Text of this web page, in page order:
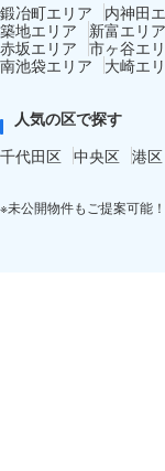
鍛冶町エリア
内神田
築地エリア
新富エリア
赤坂エリア 市ヶ谷エ
南池袋エリア
大崎エ
人気の区で探す
千代田区 中央区 港区
※未公開物件もご提案可能